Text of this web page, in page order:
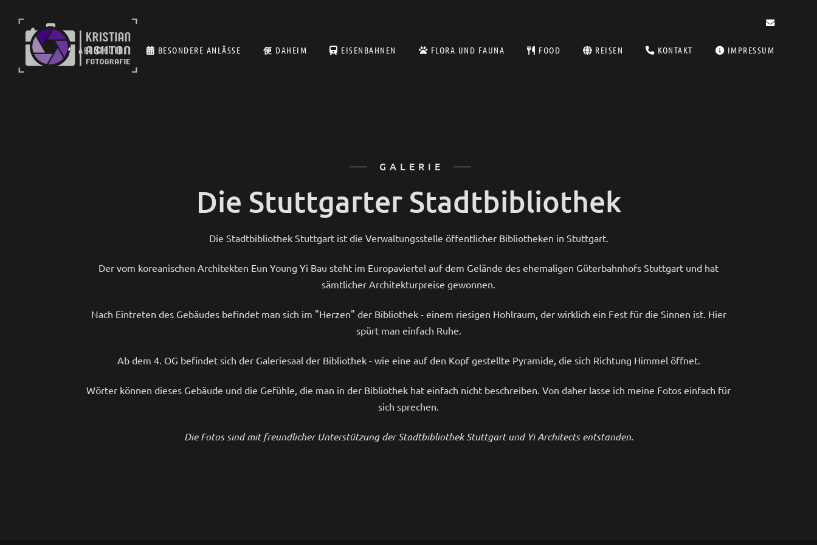
ABENTEUER BESONDERE ANLÄSSE DAHEIM EISENBAHNEN FLORA UND FAUNA FOOD REISEN KONTAKT IMPRESSUM
GALERIE
Die Stuttgarter Stadtbibliothek
Die Stadtbibliothek Stuttgart ist die Verwaltungsstelle öffentlicher Bibliotheken in Stuttgart.
Der vom koreanischen Architekten Eun Young Yi Bau steht im Europaviertel auf dem Gelände des ehemaligen Güterbahnhofs Stuttgart und hat
sämtlicher Architekturpreise gewonnen.
Nach Eintreten des Gebäudes befindet man sich im "Herzen" der Bibliothek - einem riesigen Hohlraum, der wirklich ein Fest für die Sinnen ist. Hier
spürt man einfach Ruhe.
Ab dem 4. OG befindet sich der Galeriesaal der Bibliothek - wie eine auf den Kopf gestellte Pyramide, die sich Richtung Himmel öffnet.
Wörter können dieses Gebäude und die Gefühle, die man in der Bibliothek hat einfach nicht beschreiben. Von daher lasse ich meine Fotos einfach für
sich sprechen.
Die Fotos sind mit freundlicher Unterstützung der Stadtbibliothek Stuttgart und Yi Architects entstanden.